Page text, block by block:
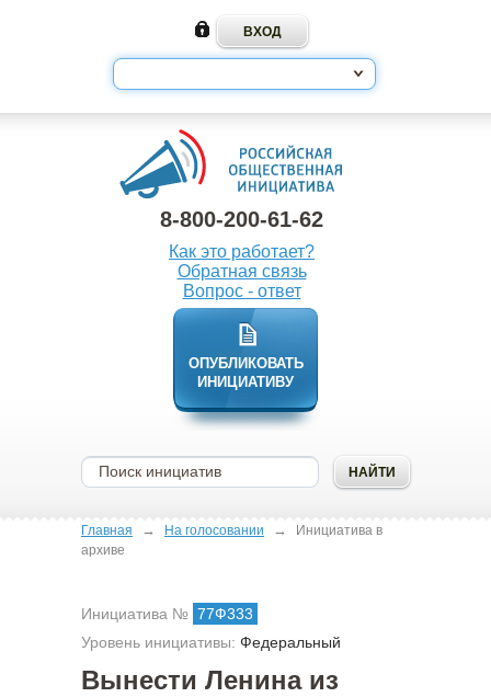
8-800-200-61-62
Как это работает?
Обратная связь
Вопрос - ответ
ОПУБЛИКОВАТЬ
ИНИЦИАТИВУ
Главная → На голосовании →
Инициатива в
архиве
Инициатива № 77Ф333
Уровень инициативы: Федеральный
Вынести Ленина из